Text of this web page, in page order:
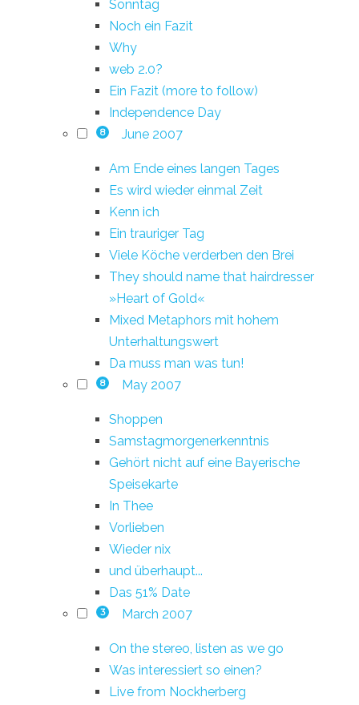
Sonntag
Noch ein Fazit
Why
web 2.0?
Ein Fazit (more to follow)
Independence Day
8 June 2007
Am Ende eines langen Tages
Es wird wieder einmal Zeit
Kenn ich
Ein trauriger Tag
Viele Köche verderben den Brei
They should name that hairdresser
»Heart of Gold«
Mixed Metaphors mit hohem
Unterhaltungswert
Da muss man was tun!
8 May 2007
Shoppen
Samstagmorgenerkenntnis
Gehört nicht auf eine Bayerische
Speisekarte
In Thee
Vorlieben
Wieder nix
und überhaupt...
Das 51% Date
3 March 2007
On the stereo, listen as we go
Was interessiert so einen?
Live from Nockherberg